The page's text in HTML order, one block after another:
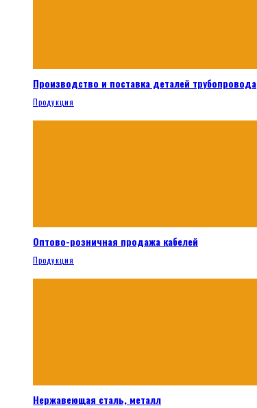
Производство и поставка деталей трубопровода
Продукция
Оптово-розничная продажа кабелей
Продукция
Нержавеющая сталь, металл